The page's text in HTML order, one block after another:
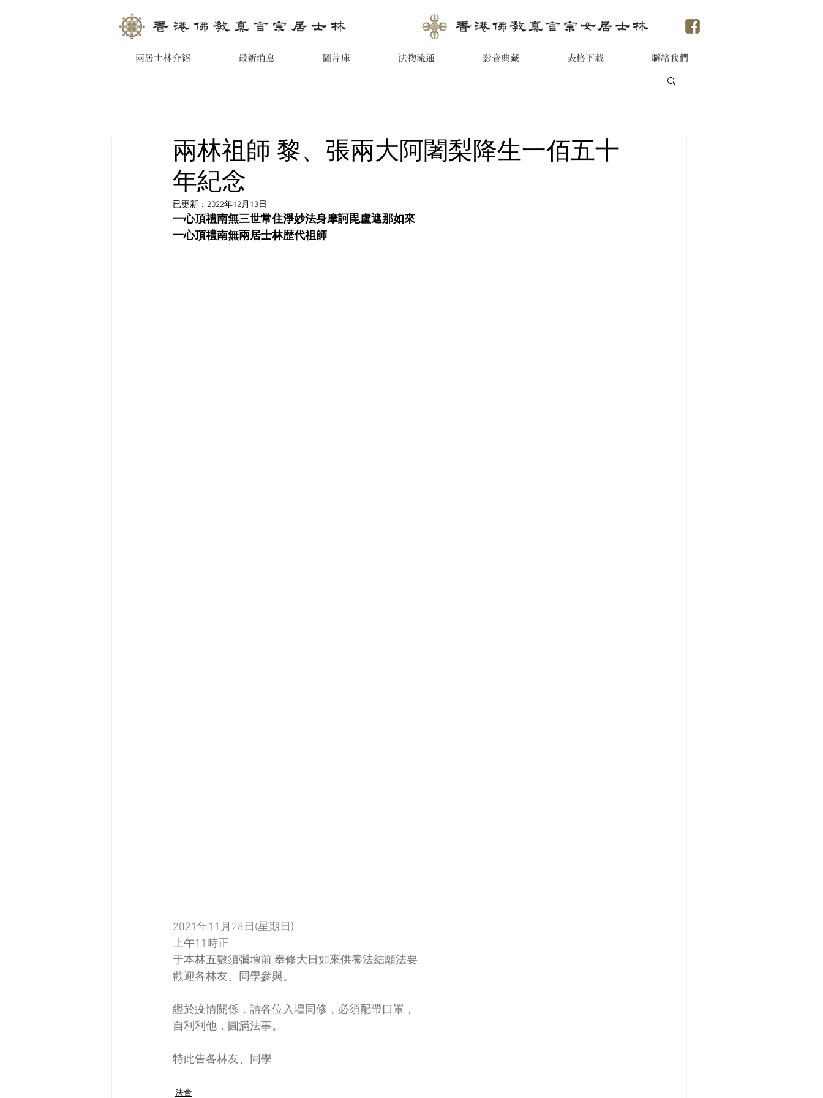
兩居士林介紹 最新消息 圖片庫 法物流通 影音典藏 表格下載 聯絡我們
兩林祖師 黎、張兩大阿闍梨降生一佰五十
年紀念
已更新： 2022年12月13日
一心頂禮南無三世常住淨妙法身摩訶毘盧遮那如來
一心頂禮南無兩居士林歴代祖師
2021年11月28日(星期日)
上午11時正
于本林五數須彌壇前 奉修大日如來供養法結願法要
歡迎各林友、同學參與。
鑑於疫情關係，請各位入壇同修，必須配帶口罩，
自利利他，圓滿法事。
特此告各林友、同學
法會